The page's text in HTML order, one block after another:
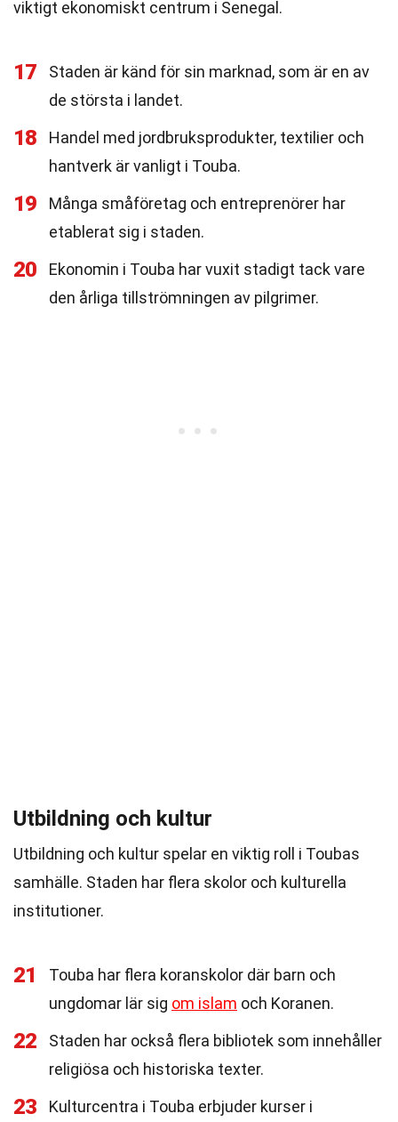
viktigt ekonomiskt centrum i Senegal.
17
Staden är känd för sin marknad, som är en av
de största i landet.
18
Handel med jordbruksprodukter, textilier och
hantverk är vanligt i Touba.
19
Många småföretag och entreprenörer har
etablerat sig i staden.
20
Ekonomin i Touba har vuxit stadigt tack vare
den årliga tillströmningen av pilgrimer.
Utbildning och kultur
Utbildning och kultur spelar en viktig roll i Toubas
samhälle. Staden har flera skolor och kulturella
institutioner.
21
Touba har flera koranskolor där barn och
ungdomar lär sig om islam och Koranen.
22
Staden har också flera bibliotek som innehåller
religiösa och historiska texter.
23
Kulturcentra i Touba erbjuder kurser i